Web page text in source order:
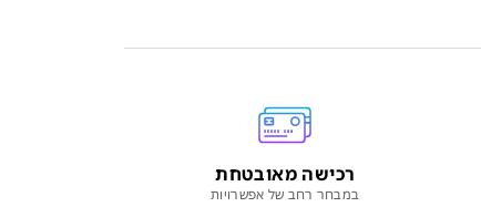
רכישה מאובטחת
במבחר רחב של אפשרויות